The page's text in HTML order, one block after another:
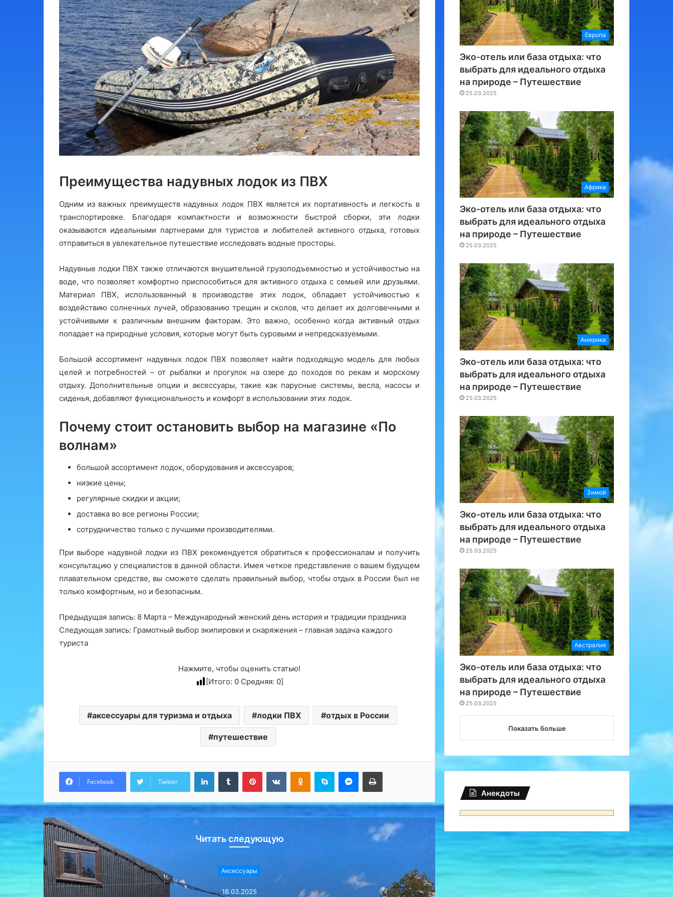
Преимущества надувных лодок из ПВХ
Одним из важных преимуществ надувных лодок ПВХ является их портативность и легкость в
транспортировке. Благодаря компактности и возможности быстрой сборки, эти лодки
оказываются идеальными партнерами для туристов и любителей активного отдыха, готовых
отправиться в увлекательное путешествие исследовать водные просторы.
Надувные лодки ПВХ также отличаются внушительной грузоподъемностью и устойчивостью на
воде, что позволяет комфортно приспособиться для активного отдыха с семьей или друзьями.
Материал ПВХ, использованный в производстве этих лодок, обладает устойчивостью к
воздействию солнечных лучей, образованию трещин и сколов, что делает их долговечными и
устойчивыми к различным внешним факторам. Это важно, особенно когда активный отдых
попадает на природные условия, которые могут быть суровыми и непредсказуемыми.
Большой ассортимент надувных лодок ПВХ позволяет найти подходящую модель для любых
целей и потребностей – от рыбалки и прогулок на озере до походов по рекам и морскому
отдыху. Дополнительные опции и аксессуары, такие как парусные системы, весла, насосы и
сиденья, добавляют функциональность и комфорт в использовании этих лодок.
Почему стоит остановить выбор на магазине «По
волнам»
большой ассортимент лодок, оборудования и аксессуаров;
низкие цены;
регулярные скидки и акции;
доставка во все регионы России;
сотрудничество только с лучшими производителями.
При выборе надувной лодки из ПВХ рекомендуется обратиться к профессионалам и получить
консультацию у специалистов в данной области. Имея четкое представление о вашем будущем
плавательном средстве, вы сможете сделать правильный выбор, чтобы отдых в России был не
только комфортным, но и безопасным.
Предыдущая запись: 8 Марта – Международный женский день история и традиции праздника
Следующая запись: Грамотный выбор экипировки и снаряжения – главная задача каждого
туриста
Нажмите, чтобы оценить статью!
[Итого: 0Средняя: 0]
аксессуары для туризма и отдыха лодки ПВХ отдых в России
путешествие
Facebook Twitter
LinkedInTumblr PinterestВконтактеОдноклассники
Skype MessengerПечатать
Читать следующую
Аксессуары
18.03.2025
Европа
Эко-отель или база отдыха: что
выбрать для идеального отдыха
на природе – Путешествие
25.03.2025
Африка
Эко-отель или база отдыха: что
выбрать для идеального отдыха
на природе – Путешествие
25.03.2025
Америка
Эко-отель или база отдыха: что
выбрать для идеального отдыха
на природе – Путешествие
25.03.2025
Зимой
Эко-отель или база отдыха: что
выбрать для идеального отдыха
на природе – Путешествие
25.03.2025
Австралия
Эко-отель или база отдыха: что
выбрать для идеального отдыха
на природе – Путешествие
25.03.2025
Показать больше
Анекдоты